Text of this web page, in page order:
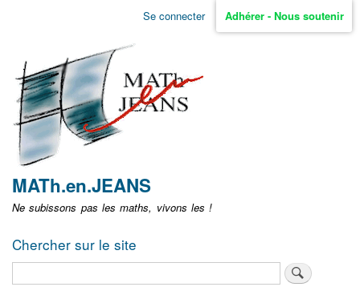
Aller
non
identifié
Se connecter Adhérer - Nous soutenir
MATh.en.JEANS
Ne subissons pas les maths, vivons les !
Chercher sur le site